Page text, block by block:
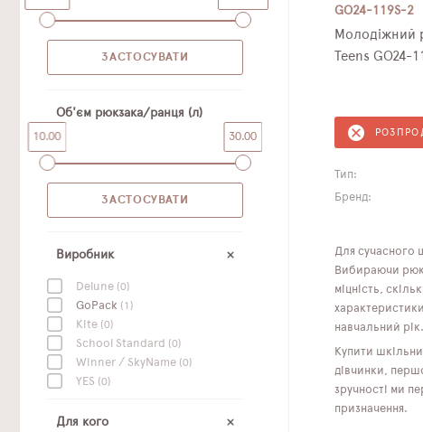
Об'єм рюкзака/ранця (л)
10.00 30.00
Виробник
Delune (0)
GoPack (1)
Kite (0)
School Standard (0)
Winner / SkyName (0)
YES (0)
Для кого
GO24-119S-2
Молодіжний
Teens GO24-
Тип:
Бренд:
Для сучасного
Вибираючи
міцність,
навчальний рік.
Купити
дівчинки,
зручності ми
призначення.